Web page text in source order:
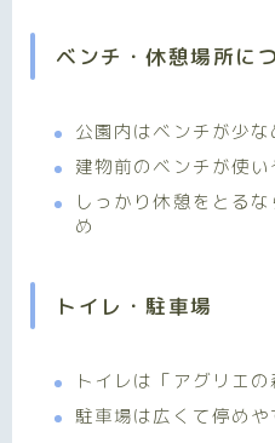
ベンチ・休憩場所に
公園内はベンチが少な
建物前のベンチが使い
しっかり休憩をとる
め
トイレ・駐車場
トイレは「アグリエ
駐車場は広くて停めや